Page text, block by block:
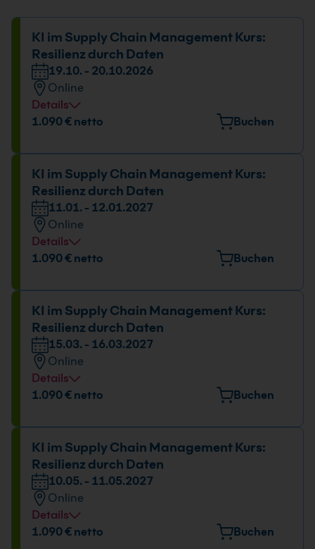
KI im Supply Chain Management Kurs:
Resilienz durch Daten
19.10. - 20.10.2026
Online
Details
Datum und Uhrzeit
1.090 € netto Buchen
KI im Supply Chain Management Kurs:
Resilienz durch Daten
11.01. - 12.01.2027
Online
Details
Datum und Uhrzeit
1.090 € netto Buchen
KI im Supply Chain Management Kurs:
Resilienz durch Daten
15.03. - 16.03.2027
Online
Details
Datum und Uhrzeit
1.090 € netto Buchen
KI im Supply Chain Management Kurs:
Resilienz durch Daten
10.05. - 11.05.2027
Online
Details
Datum und Uhrzeit
1.090 € netto Buchen